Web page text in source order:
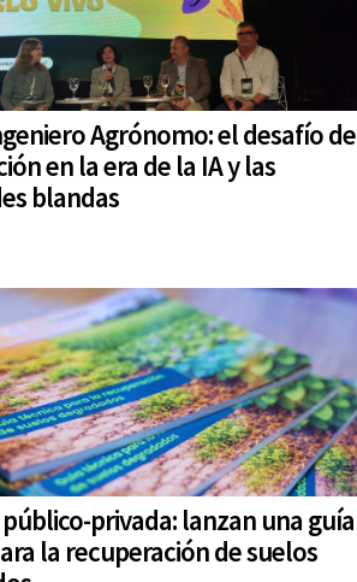
Agrónomo: el desafío de
en la era de la IA y las
blandas
privada: lanzan una guía
la recuperación de suelos